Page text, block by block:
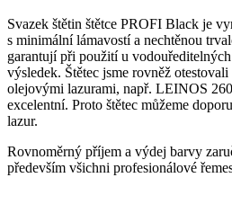
Svazek štětin štětce PROFI Black je
s minimální lámavostí a nechtěnou
garantují při použití u
výsledek. Štětec jsme rovněž
olejovými lazurami, např. LEINOS
excelentní. Proto štětec můžeme
lazur.
Rovnoměrný příjem a výdej barvy
především všichni profesionálové